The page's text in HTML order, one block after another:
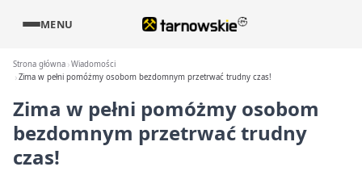
MENU
Strona główna Wiadomości
Zima w pełni pomóżmy osobom bezdomnym przetrwać trudny czas!
Zima w pełni pomóżmy osobom
bezdomnym przetrwać trudny
czas!